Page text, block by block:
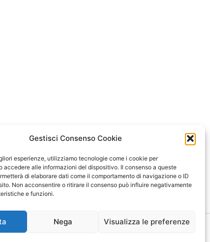
Gestisci Consenso Cookie
esperienze, utilizziamo tecnologie come i cookie per
accedere alle informazioni del dispositivo. Il consenso a queste
di elaborare dati come il comportamento di navigazione o ID
Non acconsentire o ritirare il consenso può influire negativamente
e funzioni.
Nega Visualizza le preferenze